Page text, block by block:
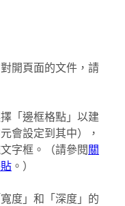
開頁面的文件，請
「邊框格點」以建
會設定到其中），
字框。（請參閱關
。）
度」和「深度」的